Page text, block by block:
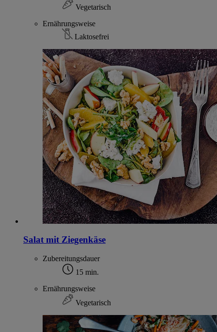
Vegetarisch
Ernährungsweise
Laktosefrei
Salat mit Ziegenkäse
Zubereitungsdauer
15 min.
Ernährungsweise
Vegetarisch